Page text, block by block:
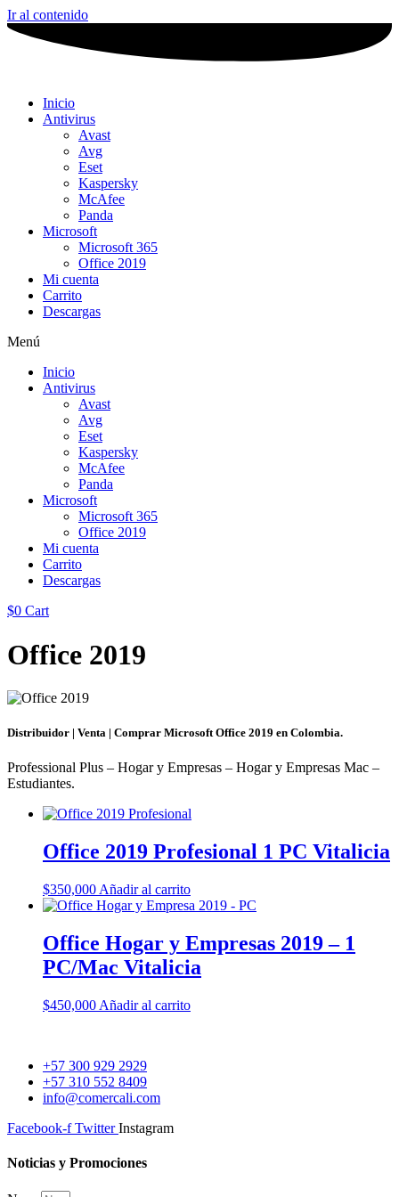
Ir al contenido
Inicio
Antivirus
Avast
Avg
Eset
Kaspersky
McAfee
Panda
Microsoft
Microsoft 365
Office 2019
Mi cuenta
Carrito
Descargas
Menú
Inicio
Antivirus
Avast
Avg
Eset
Kaspersky
McAfee
Panda
Microsoft
Microsoft 365
Office 2019
Mi cuenta
Carrito
Descargas
$0 Cart
Office 2019
Distribuidor | Venta | Comprar Microsoft Office 2019 en Colombia.
Professional Plus – Hogar y Empresas – Hogar y Empresas Mac –
Estudiantes.
Office 2019 Profesional 1 PC Vitalicia
$350,000 Añadir al carrito
Office Hogar y Empresas 2019 – 1
PC/Mac Vitalicia
$450,000 Añadir al carrito
+57 300 929 2929
+57 310 552 8409
info@comercali.com
Facebook-f Twitter Instagram
Noticias y Promociones